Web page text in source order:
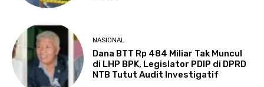
NASIONAL
Dana BTT Rp 484 Miliar Tak Muncul
di LHP BPK, Legislator PDIP di DPRD
NTB Tutut Audit Investigatif